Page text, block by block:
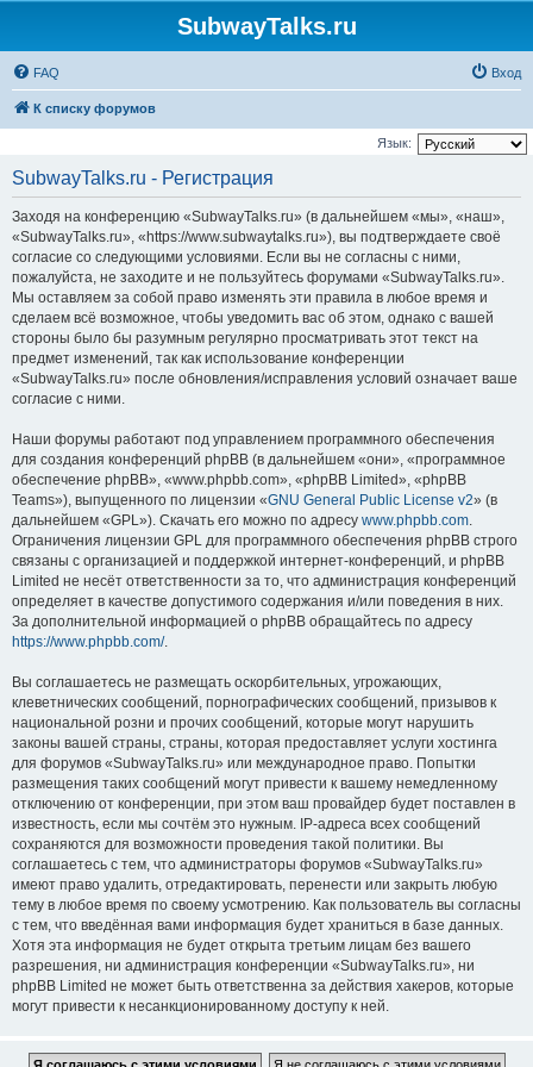
SubwayTalks.ru
FAQ Вход
К списку форумов
Язык:
SubwayTalks.ru - Регистрация
Заходя на конференцию «SubwayTalks.ru» (в дальнейшем «мы», «наш»,
«SubwayTalks.ru», «https://www.subwaytalks.ru»), вы подтверждаете своё
согласие со следующими условиями. Если вы не согласны с ними,
пожалуйста, не заходите и не пользуйтесь форумами «SubwayTalks.ru».
Мы оставляем за собой право изменять эти правила в любое время и
сделаем всё возможное, чтобы уведомить вас об этом, однако с вашей
стороны было бы разумным регулярно просматривать этот текст на
предмет изменений, так как использование конференции
«SubwayTalks.ru» после обновления/исправления условий означает ваше
согласие с ними.
Наши форумы работают под управлением программного обеспечения
для создания конференций phpBB (в дальнейшем «они», «программное
обеспечение phpBB», «www.phpbb.com», «phpBB Limited», «phpBB
Teams»), выпущенного по лицензии «GNU General Public License v2» (в
дальнейшем «GPL»). Скачать его можно по адресу www.phpbb.com.
Ограничения лицензии GPL для программного обеспечения phpBB строго
связаны с организацией и поддержкой интернет-конференций, и phpBB
Limited не несёт ответственности за то, что администрация конференций
определяет в качестве допустимого содержания и/или поведения в них.
За дополнительной информацией о phpBB обращайтесь по адресу
https://www.phpbb.com/.
Вы соглашаетесь не размещать оскорбительных, угрожающих,
клеветнических сообщений, порнографических сообщений, призывов к
национальной розни и прочих сообщений, которые могут нарушить
законы вашей страны, страны, которая предоставляет услуги хостинга
для форумов «SubwayTalks.ru» или международное право. Попытки
размещения таких сообщений могут привести к вашему немедленному
отключению от конференции, при этом ваш провайдер будет поставлен в
известность, если мы сочтём это нужным. IP-адреса всех сообщений
сохраняются для возможности проведения такой политики. Вы
соглашаетесь с тем, что администраторы форумов «SubwayTalks.ru»
имеют право удалить, отредактировать, перенести или закрыть любую
тему в любое время по своему усмотрению. Как пользователь вы согласны
с тем, что введённая вами информация будет храниться в базе данных.
Хотя эта информация не будет открыта третьим лицам без вашего
разрешения, ни администрация конференции «SubwayTalks.ru», ни
phpBB Limited не может быть ответственна за действия хакеров, которые
могут привести к несанкционированному доступу к ней.